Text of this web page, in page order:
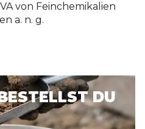
von Feinchemikalien
a. n. g.
DU